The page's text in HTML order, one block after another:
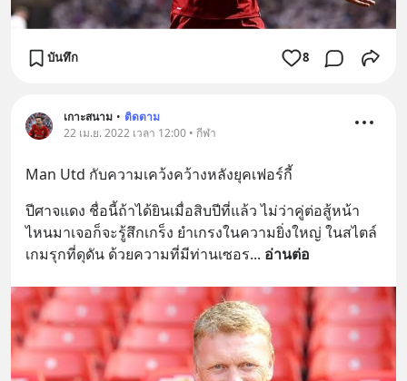
บันทึก 8
เกาะสนาม • ติดตาม
22 เม.ย. 2022 เวลา 12:00 • กีฬา
Man Utd กับความเคว้งคว้างหลังยุคเฟอร์กี้
ปีศาจแดง ชื่อนี้ถ้าได้ยินเมื่อสิบปีที่แล้ว ไม่ว่าคู่ต่อสู้หน้า
ไหนมาเจอก็จะรู้สึกเกร็ง ยำเกรงในความยิ่งใหญ่ ในสไตล์
เกมรุกที่ดุดัน ด้วยความที่มีท่านเซอร... อ่านต่อ